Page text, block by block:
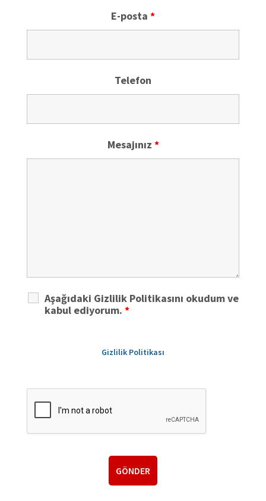
E-posta *
Telefon
Mesajınız *
Aşağıdaki Gizlilik Politikasını okudum ve
kabul ediyorum. *
Gizlilik Politikası